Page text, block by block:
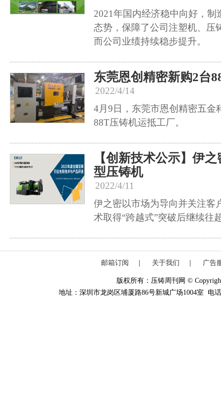
2021年国内经济稳中向好，制
态势，保障了公司注塑机、压
而公司业绩持续稳步提升。
东莞恩创精密新购2台
2022/4/14
4月9日，东莞市恩创精密五金
88T压铸机运抵工厂。
【创新技术公示】伊
型压铸机
2022/4/11
伊之密以市场为导向并关注客
术取得“跨越式”突破后继续往
邮箱订阅 关于我们 广告
版权所有：压铸周刊网 ©
地址：深圳市龙岗区埔厦路86号新城广场1004室 电